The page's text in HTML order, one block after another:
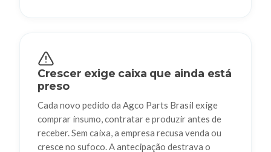
Crescer exige caixa que ainda está
preso
Cada novo pedido da Agco Parts Brasil exige
comprar insumo, contratar e produzir antes de
receber. Sem caixa, a empresa recusa venda ou
cresce no sufoco. A antecipação destrava o